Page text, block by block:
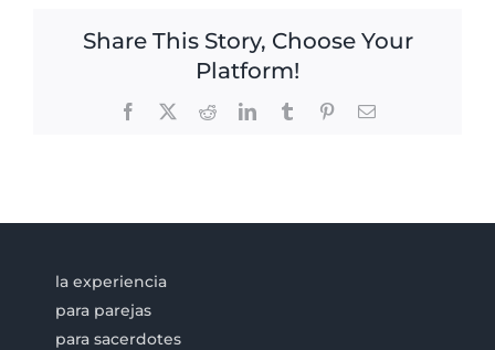
Share This Story, Choose Your
Platform!
Facebook RedditLinkedInTumblr PinterestEmail
la experiencia
para parejas
para sacerdotes